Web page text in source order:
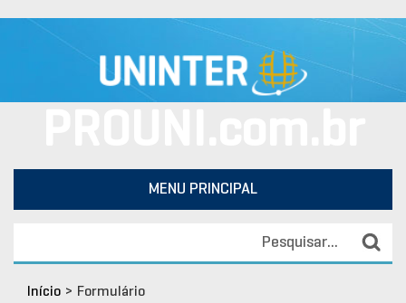
MENU PRINCIPAL
Início > Formulário